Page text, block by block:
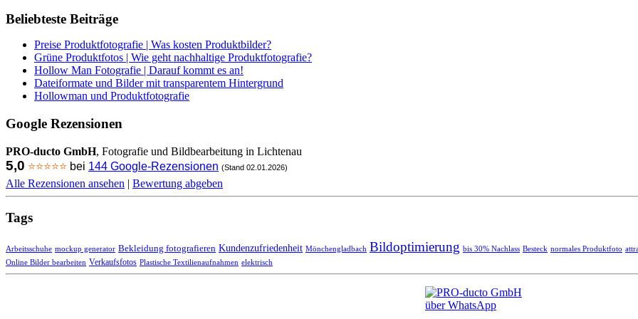
Beliebteste Beiträge
Preise Produktfotografie | Was kosten Produktbilder?
Grüne Produktfotos | Wie geht nachhaltige Produktfotografie?
Hollow Man Fotografie | Darauf kommt es an!
Dateiformate und Bilder mit transparentem Hintergrund
Hollowman und Produktfotografie
Google Rezensionen
PRO-ducto GmbH, Fotografie und Bildbearbeitung in Lichtenau
5,0 ⭐⭐⭐⭐⭐ bei 144 Google-Rezensionen (Stand 02.01.2026)
Alle Rezensionen ansehen | Bewertung abgeben
Tags
Arbeitsschuhe mockup generator Bekleidung fotografieren Kundenzufriedenheit Mönchengladbach Bildoptimierung bis 30% Nachlass Besteck normales Produktfoto
Online Bilder bearbeiten Verkaufsfotos Plastische Textilienaufnahmen elektrisch